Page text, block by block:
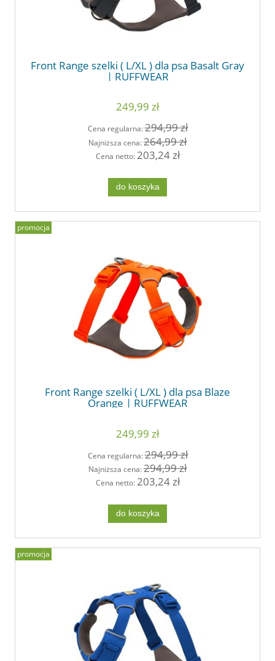
Front Range szelki ( L/XL ) dla psa Basalt Gray
| RUFFWEAR
249,99 zł
Cena regularna:294,99 zł
Najniższa cena:264,99 zł
Cena netto: 203,24 zł
do koszyka
Front Range szelki ( L/XL ) dla psa Blaze
Orange | RUFFWEAR
249,99 zł
Cena regularna:294,99 zł
Najniższa cena:294,99 zł
Cena netto:203,24 zł
do koszyka
promocja
promocja